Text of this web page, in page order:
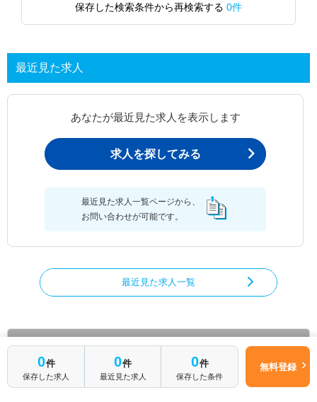
保存した検索条件から再検索する 0件
最近見た求人
あなたが最近見た求人を表示します
求人を探してみる
最近見た求人一覧ページから、
お問い合わせが可能です。
最近見た求人一覧
0件
保存した求人
0件
最近見た求人
0件
保存した条件
無料登録
理学療法士の求人を絞り込む
都道府県から理学療法士の求人を探す